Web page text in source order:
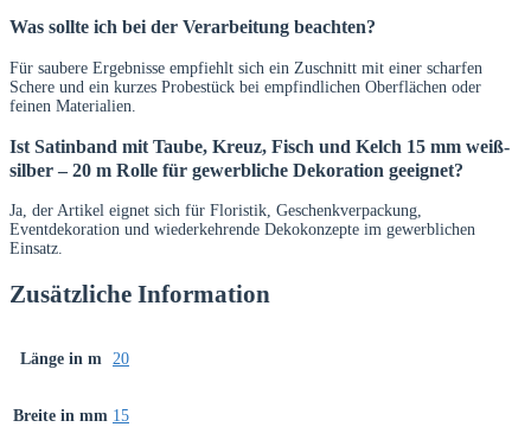
Was sollte ich bei der Verarbeitung beachten?
Für saubere Ergebnisse empfiehlt sich ein Zuschnitt mit einer scharfen
Schere und ein kurzes Probestück bei empfindlichen Oberflächen oder
feinen Materialien.
Ist Satinband mit Taube, Kreuz, Fisch und Kelch 15 mm weiß-
silber – 20 m Rolle für gewerbliche Dekoration geeignet?
Ja, der Artikel eignet sich für Floristik, Geschenkverpackung,
Eventdekoration und wiederkehrende Dekokonzepte im gewerblichen
Einsatz.
Zusätzliche Information
Länge in m 20
Breite in mm 15